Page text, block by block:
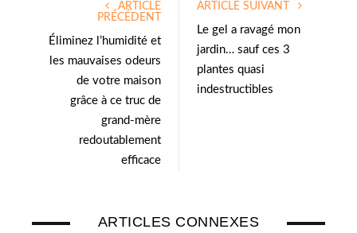
t
r
e
I
ARTICLE
PRÉCÉDENT
Éliminez l’humidité et
les mauvaises odeurs
de votre maison
grâce à ce truc de
grand-mère
redoutablement
efficace
ARTICLE SUIVANT
Le gel a ravagé mon
jardin… sauf ces 3
plantes quasi
indestructibles
ARTICLES CONNEXES